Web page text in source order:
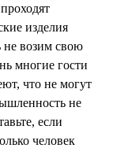
изделия
не возим свою
многие гости
что не могут
не
если
человек